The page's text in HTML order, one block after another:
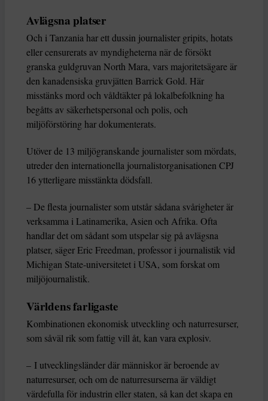
Avlägsna platser
Och i Tanzania har ett dussin journalister gripits, hotats
eller censurerats av myndigheterna när de försökt
granska guldgruvan North Mara, vars majoritetsägare är
den kanadensiska gruvjätten Barrick Gold. Här
misstänks mord och våldtäkter på lokalbefolkning ha
begåtts av säkerhetspersonal och polis, och
miljöförstöring har dokumenterats.
Utöver de 13 miljögranskande journalister som mördats,
utreder den internationella journalistorganisationen CPJ
16 ytterligare misstänkta dödsfall.
– De flesta journalister som utstår sådana svårigheter är
verksamma i Latinamerika, Asien och Afrika. Ofta
handlar det om sådant som utspelar sig på avlägsna
platser, säger Eric Freedman, professor i journalistik vid
Michigan State-universitetet i USA, som forskat om
miljöjournalistik.
Världens farligaste
Kombinationen ekonomisk utveckling och naturresurser,
som såväl rik som fattig vill åt, kan vara explosiv.
– I utvecklingsländer där människor är beroende av
naturresurser, och om de naturresurserna är väldigt
värdefulla för industrin eller staten, så kan det skapa en